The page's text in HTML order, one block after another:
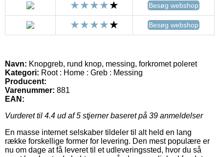
Besøg webshop
Besøg webshop
Navn: Knopgreb, rund knop, messing, forkromet poleret
Kategori: Root : Home : Greb : Messing
Producent:
Varenummer: 881
EAN:
Vurderet til 4.4 ud af 5 stjerner baseret på 39 anmeldelser
En masse internet selskaber tildeler til alt held en lang
række forskellige former for levering. Den mest populære er
nu om dage at få leveret til et udleveringssted, hvor du så